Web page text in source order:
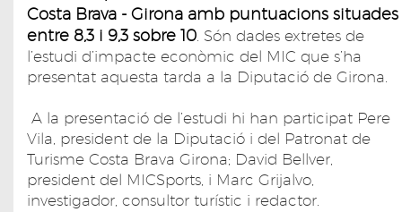
Costa Brava - Girona amb puntuacions situades
entre 8,3 i 9,3 sobre 10 . Són dades extretes de
l’estudi d’impacte econòmic del MIC que s’ha
presentat aquesta tarda a la Diputació de Girona.
A la presentació de l’estudi hi han participat Pere
Vila, president de la Diputació i del Patronat de
Turisme Costa Brava Girona; David Bellver,
president del MICSports, i Marc Grijalvo,
investigador, consultor turístic i redactor.